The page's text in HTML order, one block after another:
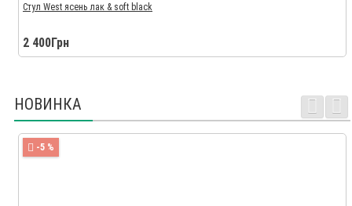
Стул West ясень лак & soft black
2 400Грн
НОВИНКА
-5 %